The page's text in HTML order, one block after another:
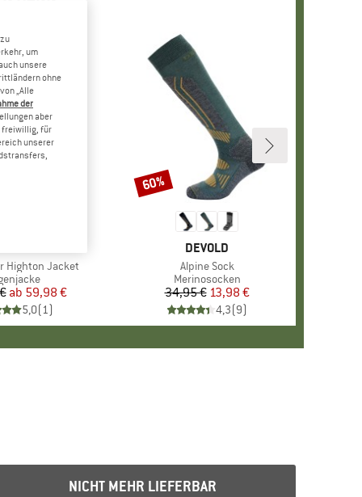
Highton Jacket
Preis
reduzierter Preis
ab 59,98 €
5,0(1)
MARKE
DEVOLD
Artikel
Alpine Sock
Produktgruppe
Merinosocken
Preis
34,95 €reduzierter Preis
13,98 €
4,3(9)
Rabatt
60%
NICHT MEHR LIEFERBAR
um
unsere
ohne
„Alle
der
aber
freiwillig, für
unserer